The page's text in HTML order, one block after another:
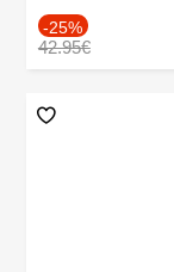
-25%
42.95€